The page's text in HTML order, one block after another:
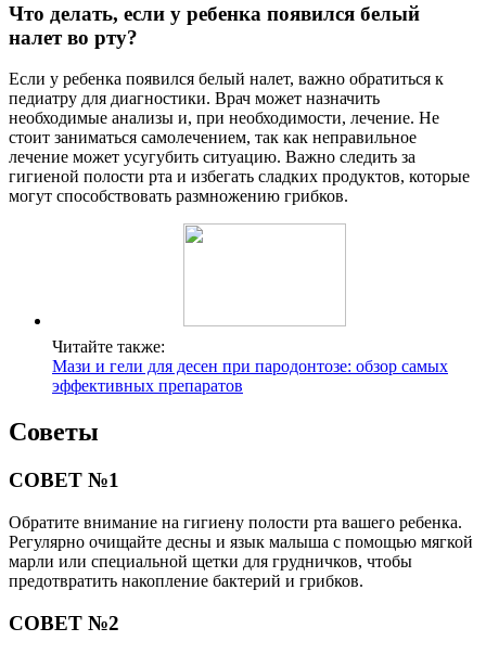
Что делать, если у ребенка появился белый
налет во рту?
Если у ребенка появился белый налет, важно обратиться к
педиатру для диагностики. Врач может назначить
необходимые анализы и, при необходимости, лечение. Не
стоит заниматься самолечением, так как неправильное
лечение может усугубить ситуацию. Важно следить за
гигиеной полости рта и избегать сладких продуктов, которые
могут способствовать размножению грибков.
Читайте также:
Мази и гели для десен при пародонтозе: обзор самых
эффективных препаратов
Советы
СОВЕТ №1
Обратите внимание на гигиену полости рта вашего ребенка.
Регулярно очищайте десны и язык малыша с помощью мягкой
марли или специальной щетки для грудничков, чтобы
предотвратить накопление бактерий и грибков.
СОВЕТ №2